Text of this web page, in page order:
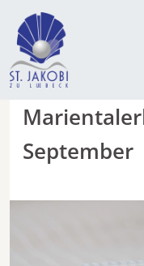
September